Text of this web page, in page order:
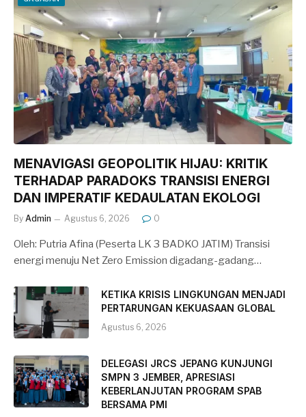
MENAVIGASI GEOPOLITIK HIJAU: KRITIK
TERHADAP PARADOKS TRANSISI ENERGI
DAN IMPERATIF KEDAULATAN EKOLOGI
By Admin Agustus 6, 2026 0
Oleh: Putria Afina (Peserta LK 3 BADKO JATIM) Transisi
energi menuju Net Zero Emission digadang-gadang…
KETIKA KRISIS LINGKUNGAN MENJADI
PERTARUNGAN KEKUASAAN GLOBAL
Agustus 6, 2026
DELEGASI JRCS JEPANG KUNJUNGI
SMPN 3 JEMBER, APRESIASI
KEBERLANJUTAN PROGRAM SPAB
BERSAMA PMI